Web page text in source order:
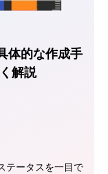
体的な作成手
解説
テータスを一目で